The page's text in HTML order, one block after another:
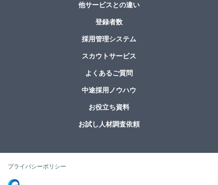
他サービスとの違い
登録者数
採用管理システム
スカウトサービス
よくあるご質問
中途採用ノウハウ
お役立ち資料
お試し人材調査依頼
プライバシーポリシー